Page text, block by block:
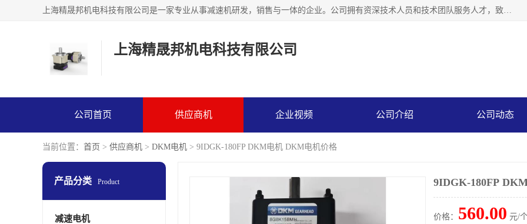
上海精晟邦机电科技有限公司是一家专业从事减速机研发，销售与一体的企业。公司拥有资深技术人员和技术团队服务人才，致力于为广大客户提供专业，细致的产品服务。主营产品有：中型减速电机，微型调速电机，精密行星减速机，蜗轮蜗杆减速机，RFKS四大系列减速机，SKM双曲面齿轮减速机，齿轮减速电机，行星减速机，防爆电机，变频器等系列；产品广泛用于汽车，船舶，能源，环保，包装，物流等领域，欢迎咨询。
上海精晟邦机电科技有限公司
公司首页 供应商机 企业视频 公司介绍 公司动态
当前位置： 首页 > 供应商机 > DKM电机 > 9IDGK-180FP DKM电机 DKM电机价格
产品分类 Product
减速电机
9IDGK-180FP
价格： 560.00 元/